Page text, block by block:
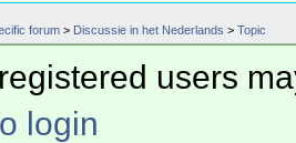
forum > Discussie in het Nederlands > Topic
users
login